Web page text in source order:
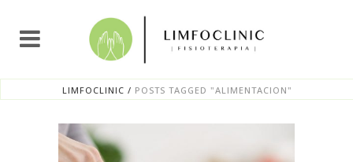
LIMFOCLINIC / POSTS TAGGED "ALIMENTACION"